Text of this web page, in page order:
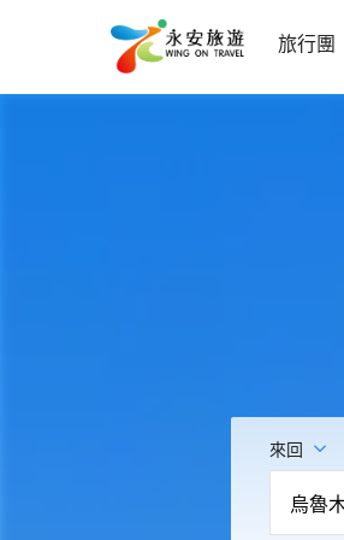
旅行團
來回